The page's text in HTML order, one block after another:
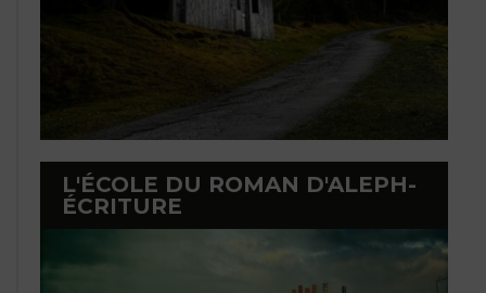
L'ÉCOLE DU ROMAN D'ALEPH-
ÉCRITURE